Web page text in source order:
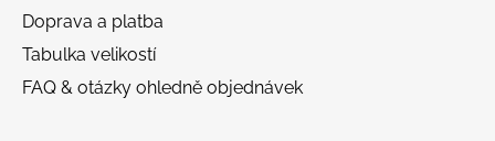
Doprava a platba
Tabulka velikostí
FAQ & otázky ohledně objednávek